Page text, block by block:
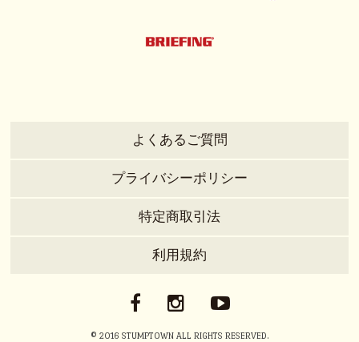
よくあるご質問
プライバシーポリシー
特定商取引法
利用規約
© 2016 STUMPTOWN ALL RIGHTS RESERVED.